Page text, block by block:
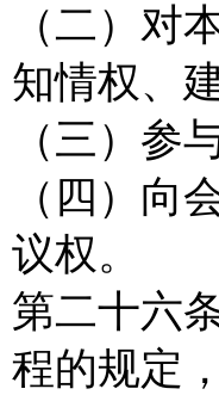
（二）对
知情权、
（三）参
（四）向
议权。
第二十六
程的规定